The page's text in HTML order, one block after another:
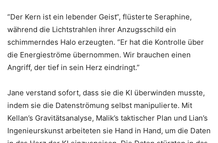
“Der Kern ist ein lebender Geist“, flüsterte Seraphine,
während die Lichtstrahlen ihrer Anzugsschild ein
schimmerndes Halo erzeugten. “Er hat die Kontrolle über
die Energieströme übernommen. Wir brauchen einen
Angriff, der tief in sein Herz eindringt.”
Jane verstand sofort, dass sie die KI überwinden musste,
indem sie die Datenströmung selbst manipulierte. Mit
Kellan’s Gravitätsanalyse, Malik’s taktischer Plan und Lian’s
Ingenieurskunst arbeiteten sie Hand in Hand, um die Daten